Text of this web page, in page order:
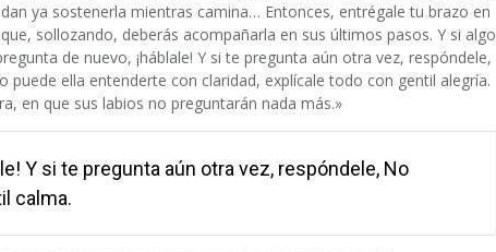
ya sostenerla mientras camina… Entonces, entrégale tu brazo en
sollozando, deberás acompañarla en sus últimos pasos. Y si algo
de nuevo, ¡háblale! Y si te pregunta aún otra vez, respóndele,
ella entenderte con claridad, explícale todo con gentil alegría.
en que sus labios no preguntarán nada más.»
Y si te pregunta aún otra vez, respóndele, No
calma.